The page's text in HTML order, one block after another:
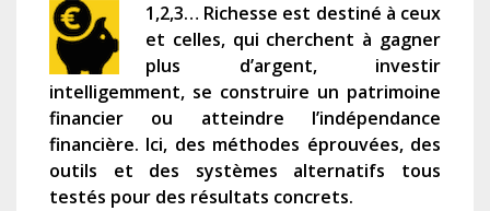
1,2,3… Richesse est destiné à ceux
et celles, qui cherchent à gagner
plus d’argent, investir
intelligemment, se construire un patrimoine
financier ou atteindre l’indépendance
financière. Ici, des méthodes éprouvées, des
outils et des systèmes alternatifs tous
testés pour des résultats concrets.